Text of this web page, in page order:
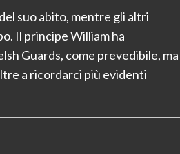
suo abito, mentre gli altri
Il principe William ha
Guards, come prevedibile, ma
a ricordarci più evidenti